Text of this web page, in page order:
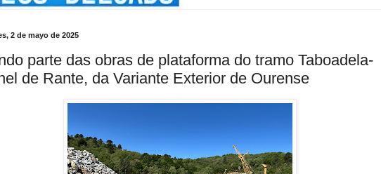
2 de mayo de 2025
parte das obras de plataforma do tramo Taboadela-
de Rante, da Variante Exterior de Ourense